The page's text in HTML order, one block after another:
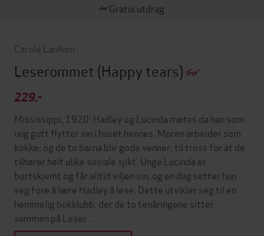
Gratis utdrag
Carole Lanham
Leserommet (Happy tears)
229,-
Mississippi, 1920: Hadley og Lucinda møtes da han som
ung gutt flytter inn i huset hennes. Moren arbeider som
kokke, og de to barna blir gode venner, til tross for at de
tilhører helt ulike sosiale sjikt. Unge Lucinda er
bortskjemt og får alltid viljen sin, og en dag setter hun
seg fore å lære Hadley å lese. Dette utvikler seg til en
hemmelig bokklubb, der de to tenåringene sitter
sammen på Leser…